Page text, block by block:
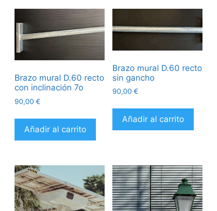
Brazo mural D.60 recto
con inclinación 7o
90,00 €
Añadir al carrito
Brazo mural D.60 recto
sin gancho
90,00 €
Añadir al carrito